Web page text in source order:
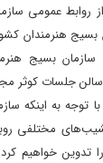
روابط عمومی
هنرمندان
بسیج
جلسات کوثر
توجه به اینکه
نشیب‌های مختلفی
تدوین خواهیم